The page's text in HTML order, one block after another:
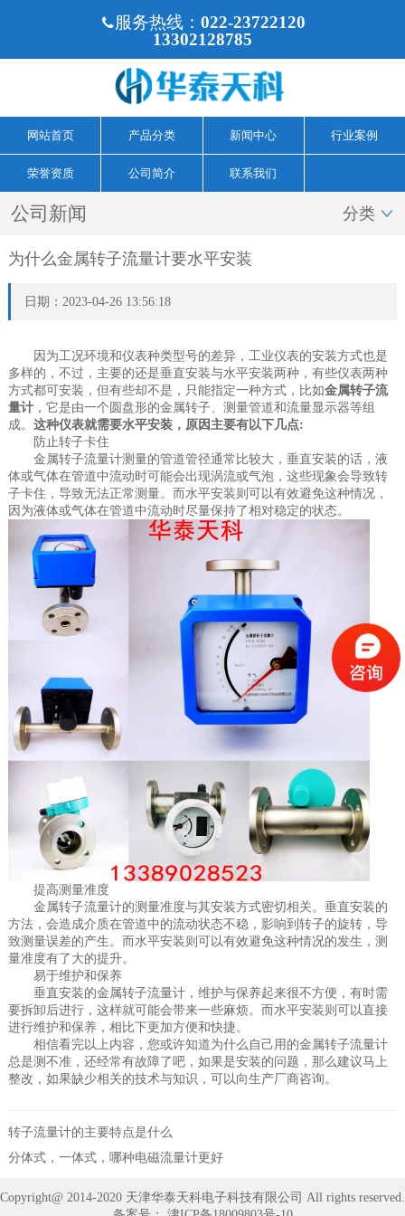
服务热线： 022-23722120
13302128785
网站首页 产品分类 新闻中心 行业案例
荣誉资质 公司简介 联系我们
公司新闻 分类 
为什么金属转子流量计要水平安装
日期：2023-04-26 13:56:18
因为工况环境和仪表种类型号的差异，工业仪表的安装方式也是
多样的，不过，主要的还是垂直安装与水平安装两种，有些仪表两种
方式都可安装，但有些却不是，只能指定一种方式，比如金属转子流
量计，它是由一个圆盘形的金属转子、测量管道和流量显示器等组
成。 这种仪表就需要水平安装，原因主要有以下几点:
防止转子卡住
金属转子流量计测量的管道管径通常比较大，垂直安装的话，液
体或气体在管道中流动时可能会出现涡流或气泡，这些现象会导致转
子卡住，导致无法正常测量。而水平安装则可以有效避免这种情况，
因为液体或气体在管道中流动时尽量保持了相对稳定的状态。
提高测量准度
金属转子流量计的测量准度与其安装方式密切相关。垂直安装的
方法，会造成介质在管道中的流动状态不稳，影响到转子的旋转，导
致测量误差的产生。而水平安装则可以有效避免这种情况的发生，测
量准度有了大的提升。
易于维护和保养
垂直安装的金属转子流量计，维护与保养起来很不方便，有时需
要拆卸后进行，这样就可能会带来一些麻烦。而水平安装则可以直接
进行维护和保养，相比下更加方便和快捷。
相信看完以上内容，您或许知道为什么自己用的金属转子流量计
总是测不准，还经常有故障了吧，如果是安装的问题，那么建议马上
整改，如果缺少相关的技术与知识，可以向生产厂商咨询。
转子流量计的主要特点是什么
分体式，一体式，哪种电磁流量计更好
Copyright@ 2014-2020 天津华泰天科电子科技有限公司 All rights reserved.